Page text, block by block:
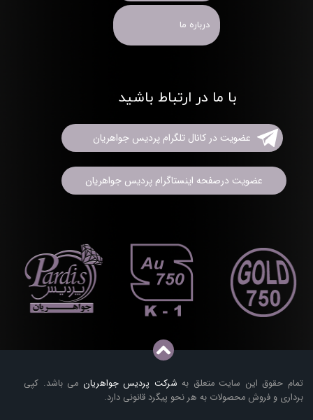
تمام حقوق این سایت متعلق به شرکت پردیس جواهریان می باشد. کپی
برداری و فروش محصولات به هر نحو پیگرد قانونی دارد.
درباره ما
با ما در ارتباط باشید
عضویت در کانال تلگرام پردیس جواهریان
عضویت درصفحه اینستاگرام پردیس جواهریان